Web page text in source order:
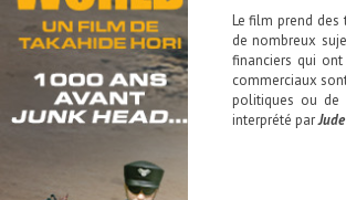
Le film prend des
de nombreux
financiers qui
commerciaux
politiques ou de
interprété par